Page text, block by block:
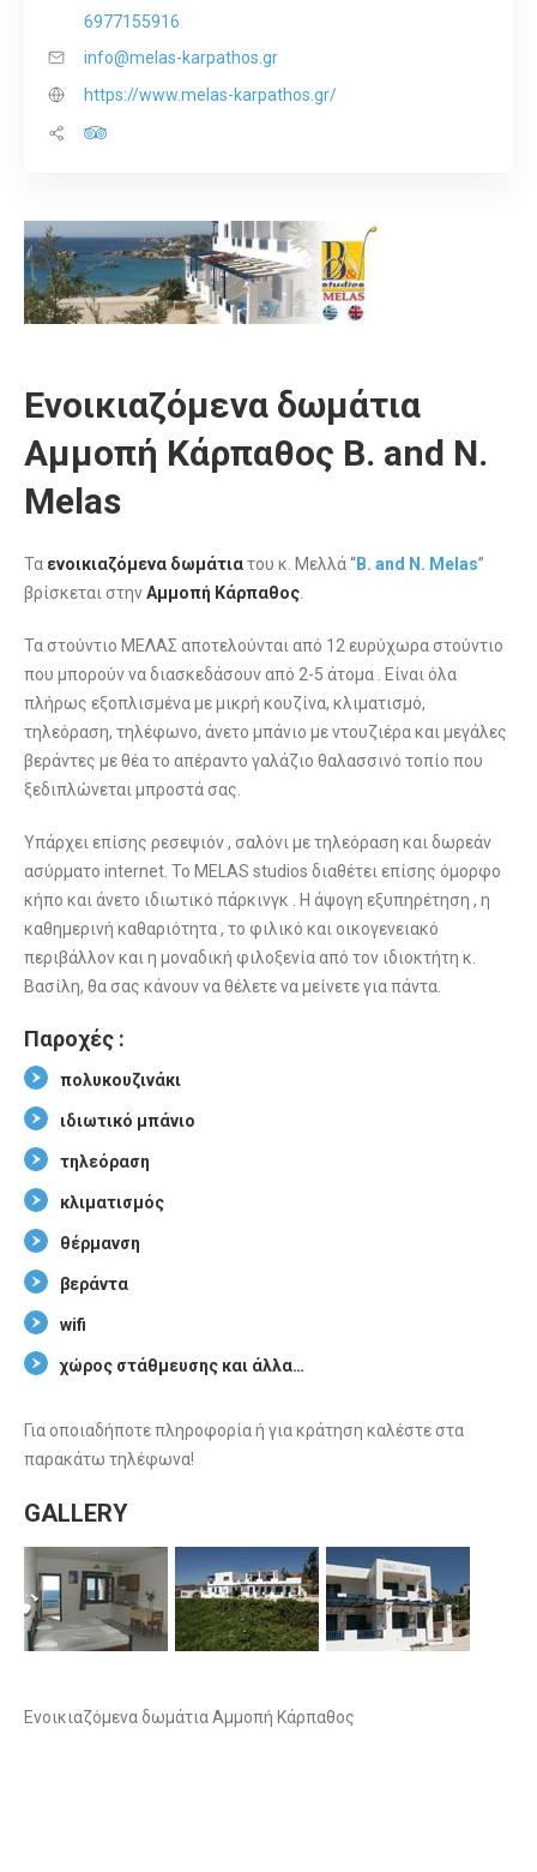
6977155916
info@melas-karpathos.gr
https://www.melas-karpathos.gr/
Ενοικιαζόμενα δωμάτια
Αμμοπή Κάρπαθος B. and N.
Melas
Τα ενοικιαζόμενα δωμάτιατου κ. Μελλά “B. and N. Melas”
βρίσκεται στηνΑμμοπή Κάρπαθος.
Τα στούντιο ΜΕΛΑΣ αποτελούνται από 12 ευρύχωρα στούντιο
που μπορούν να διασκεδάσουν από 2-5 άτομα . Είναι όλα
πλήρως εξοπλισμένα με μικρή κουζίνα, κλιματισμό,
τηλεόραση, τηλέφωνο, άνετο μπάνιο με ντουζιέρα και μεγάλες
βεράντες με θέα το απέραντο γαλάζιο θαλασσινό τοπίο που
ξεδιπλώνεται μπροστά σας.
Υπάρχει επίσης ρεσεψιόν , σαλόνι με τηλεόραση και δωρεάν
ασύρματο internet. Το MELAS studios διαθέτει επίσης όμορφο
κήπο και άνετο ιδιωτικό πάρκινγκ . Η άψογη εξυπηρέτηση , η
καθημερινή καθαριότητα , το φιλικό και οικογενειακό
περιβάλλον και η μοναδική φιλοξενία από τον ιδιοκτήτη κ.
Βασίλη, θα σας κάνουν να θέλετε να μείνετε για πάντα.
Παροχές :
πολυκουζινάκι
ιδιωτικό μπάνιο
τηλεόραση
κλιματισμός
θέρμανση
βεράντα
wifi
χώρος στάθμευσης και άλλα…
Για οποιαδήποτε πληροφορία ή για κράτηση καλέστε στα
παρακάτω τηλέφωνα!
GALLERY
Ενοικιαζόμενα δωμάτια Αμμοπή Κάρπαθος